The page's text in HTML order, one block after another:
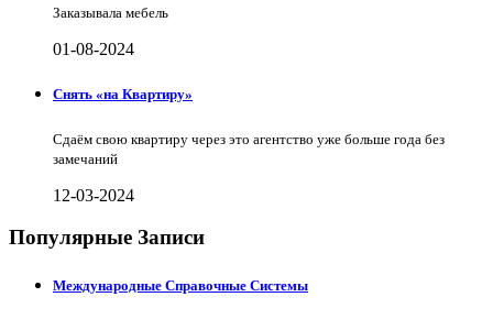
Заказывала мебель
01-08-2024
Снять «на Квартиру»
Сдаём свою квартиру через это агентство уже больше года без
замечаний
12-03-2024
Популярные Записи
Международные Справочные Системы